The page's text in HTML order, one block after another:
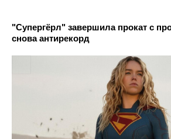
"Супергёрл" завершила прокат с
снова антирекорд